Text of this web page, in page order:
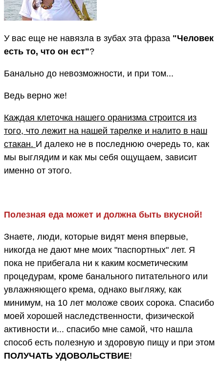
У вас еще не навязла в зубах эта фраза "Человек
есть то, что он ест"?
Банально до невозможности, и при том...
Ведь верно же!
Каждая клеточка нашего оранизма строится из
того, что лежит на нашей тарелке и налито в наш
стакан. И далеко не в последнюю очередь то, как
мы выглядим и как мы себя ощущаем, зависит
именно от этого.
Полезная еда может и должна быть вкусной!
Знаете, люди, которые видят меня впервые,
никогда не дают мне моих "паспортных" лет. Я
пока не прибегала ни к каким косметическим
процедурам, кроме банального питательного или
увлажняющего крема, однако выгляжу, как
минимум, на 10 лет моложе своих сорока. Спасибо
моей хорошей наследственности, физической
активности и... спасибо мне самой, что нашла
способ есть полезную и здоровую пищу и при этом
ПОЛУЧАТЬ УДОВОЛЬСТВИЕ!